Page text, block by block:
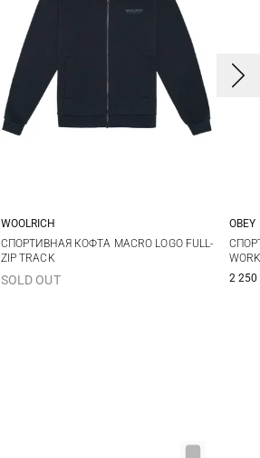
M L XL XXL
3XL
WOOLRICH
СПОРТИВНАЯ КОФТА MACRO LOGO FULL-
ZIP TRACK
SOLD OUT
OBEY
2